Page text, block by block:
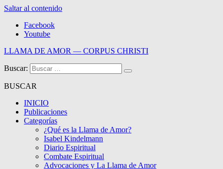
Saltar al contenido
Facebook
Youtube
LLAMA DE AMOR — CORPUS CHRISTI
Blog de la Llama de Amor
Buscar:
BUSCAR
INICIO
Publicaciones
Categorías
¿Qué es la Llama de Amor?
Isabel Kindelmann
Diario Espiritual
Combate Espiritual
Advocaciones y La Llama de Amor